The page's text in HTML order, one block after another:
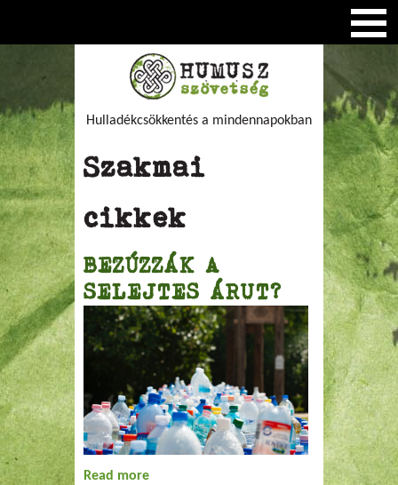
Hulladékcsökkentés a mindennapokban
Szakmai
cikkek
BEZÚZZÁK A
SELEJTES ÁRUT?
Read more about BEZÚZZÁK A SELEJTES ÁRUT?